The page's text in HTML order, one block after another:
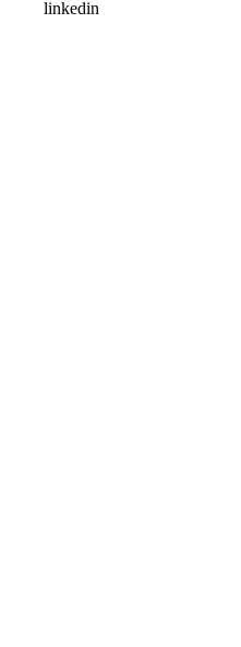
linkedin